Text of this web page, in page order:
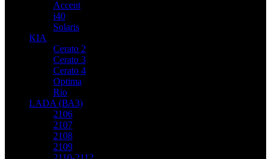
Accent
i40
Solaris
KIA
Cerato 2
Cerato 3
Cerato 4
Optima
Rio
LADA (ВАЗ)
2106
2107
2108
2109